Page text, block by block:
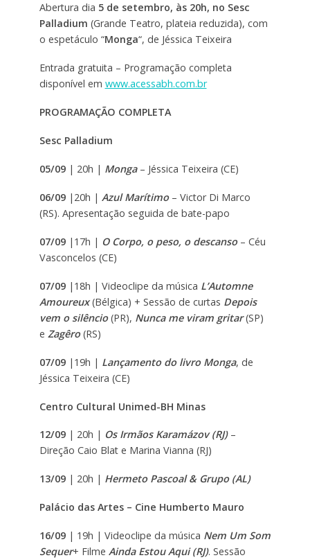
Abertura dia 5 de setembro, às 20h, no Sesc
Palladium (Grande Teatro, plateia reduzida), com
o espetáculo “Monga“, de Jéssica Teixeira
Entrada gratuita – Programação completa
disponível em www.acessabh.com.br
PROGRAMAÇÃO COMPLETA
Sesc Palladium
05/09| 20h | Monga– Jéssica Teixeira (CE)
06/09|20h | Azul Marítimo– Victor Di Marco
(RS). Apresentação seguida de bate-papo
07/09 |17h | O Corpo, o peso, o descanso– Céu
Vasconcelos (CE)
07/09 |18h | Videoclipe da música L’Automne
Amoureux(Bélgica) + Sessão de curtas Depois
vem o silêncio(PR), Nunca me viram gritar(SP)
e Zagêro(RS)
07/09 |19h | Lançamento do livro Monga, de
Jéssica Teixeira (CE)
Centro Cultural Unimed-BH Minas
12/09| 20h | Os Irmãos Karamázov (RJ)–
Direção Caio Blat e Marina Vianna (RJ)
13/09| 20h | Hermeto Pascoal & Grupo (AL)
Palácio das Artes – Cine Humberto Mauro
16/09 | 19h | Videoclipe da música Nem Um Som
Sequer+ Filme Ainda Estou Aqui (RJ). Sessão